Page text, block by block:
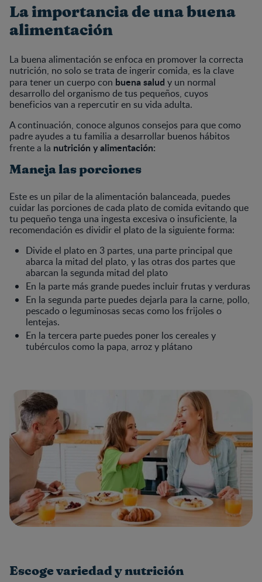
La importancia de una buena
alimentación
La buena alimentación se enfoca en promover la correcta
nutrición, no solo se trata de ingerir comida, es la clave
para tener un cuerpo con buena salud y un normal
desarrollo del organismo de tus pequeños, cuyos
beneficios van a repercutir en su vida adulta.
A continuación, conoce algunos consejos para que como
padre ayudes a tu familia a desarrollar buenos hábitos
frente a la nutrición y alimentación:
Maneja las porciones
Este es un pilar de la alimentación balanceada, puedes
cuidar las porciones de cada plato de comida evitando que
tu pequeño tenga una ingesta excesiva o insuficiente, la
recomendación es dividir el plato de la siguiente forma:
Divide el plato en 3 partes, una parte principal que
abarca la mitad del plato, y las otras dos partes que
abarcan la segunda mitad del plato
En la parte más grande puedes incluir frutas y verduras
En la segunda parte puedes dejarla para la carne, pollo,
pescado o leguminosas secas como los frijoles o
lentejas.
En la tercera parte puedes poner los cereales y
tubérculos como la papa, arroz y plátano
Escoge variedad y nutrición